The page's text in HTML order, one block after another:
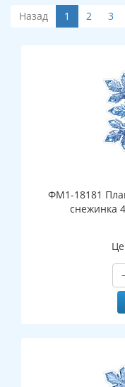
Назад 1 2 3
ФМ1-18181
снежинка